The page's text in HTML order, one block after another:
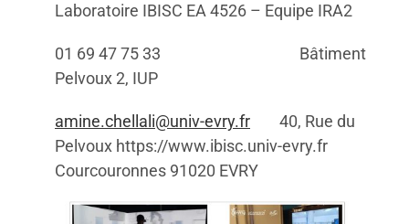
Laboratoire IBISC EA 4526 – Equipe IRA2
01 69 47 75 33 Bâtiment
Pelvoux 2, IUP
amine.chellali@univ-evry.fr 40, Rue du
Pelvoux https://www.ibisc.univ-evry.fr
Courcouronnes 91020 EVRY